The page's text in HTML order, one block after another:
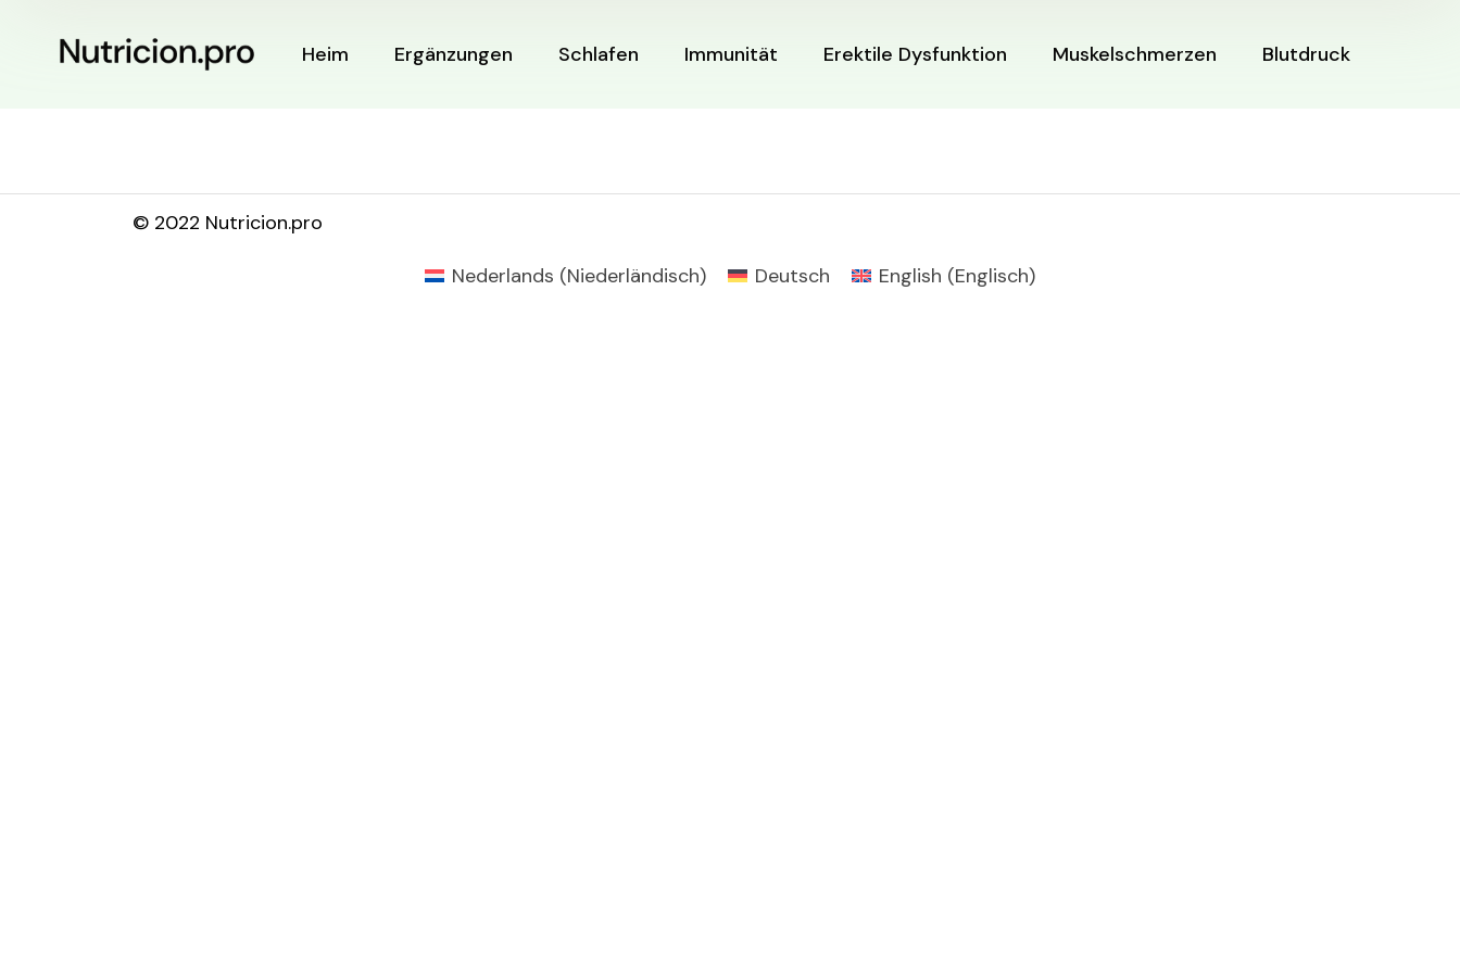
Heim Ergänzungen Schlafen Immunität Erektile Dysfunktion Muskelschmerzen Blutdruck
© 2022 Nutricion.pro
Nederlands (Niederländisch) Deutsch English (Englisch)